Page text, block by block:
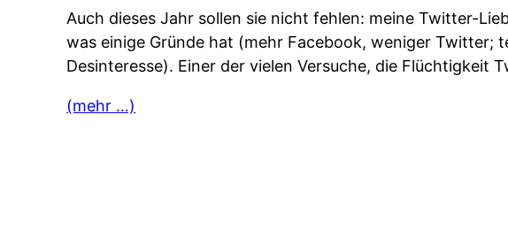
Auch dieses Jahr sollen sie nicht fehlen: meine Twitter-
was einige Gründe hat (mehr Facebook, weniger Twitter;
Desinteresse). Einer der vielen Versuche, die Flüchtigkeit
(mehr …)